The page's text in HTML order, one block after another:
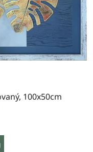
100x50cm